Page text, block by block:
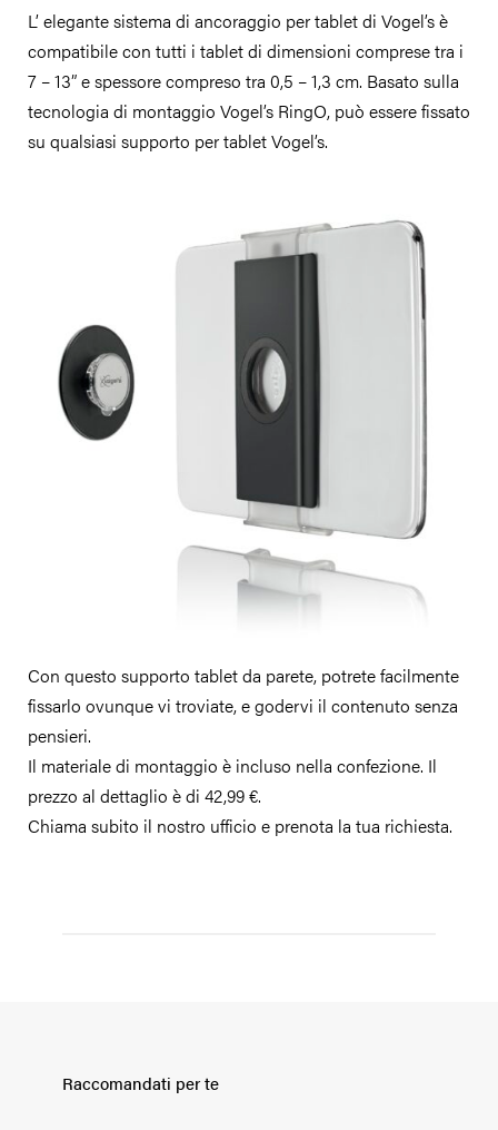
L’ elegante sistema di ancoraggio per tablet di Vogel’s è
compatibile con tutti i tablet di dimensioni comprese tra i
7 – 13” e spessore compreso tra 0,5 – 1,3 cm. Basato sulla
tecnologia di montaggio Vogel’s RingO, può essere fissato
su qualsiasi supporto per tablet Vogel’s.
Con questo supporto tablet da parete, potrete facilmente
fissarlo ovunque vi troviate, e godervi il contenuto senza
pensieri.
Il materiale di montaggio è incluso nella confezione. Il
prezzo al dettaglio è di 42,99 €.
Chiama subito il nostro ufficio e prenota la tua richiesta.
Raccomandati per te